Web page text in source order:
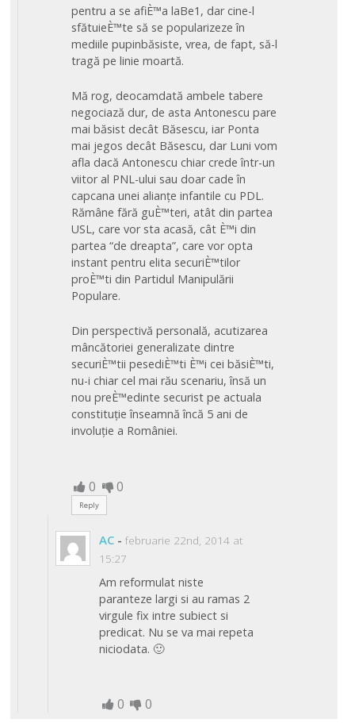
pentru a se afiÈ™a laBe1, dar cine-l
sfătuieÈ™te să se popularizeze în
mediile pupinbăsiste, vrea, de fapt, să-l
tragă pe linie moartă.
Mă rog, deocamdată ambele tabere
negociază dur, de asta Antonescu pare
mai băsist decât Băsescu, iar Ponta
mai jegos decât Băsescu, dar Luni vom
afla dacă Antonescu chiar crede într-un
viitor al PNL-ului sau doar cade în
capcana unei alianțe infantile cu PDL.
Rămâne fără guÈ™teri, atât din partea
USL, care vor sta acasă, cât È™i din
partea “de dreapta”, care vor opta
instant pentru elita securiÈ™tilor
proÈ™ti din Partidul Manipulării
Populare.
Din perspectivă personală, acutizarea
mâncătoriei generalizate dintre
securiÈ™tii pesediÈ™ti È™i cei băsiÈ™ti,
nu-i chiar cel mai rău scenariu, însă un
nou preÈ™edinte securist pe actuala
constituție înseamnă încă 5 ani de
involuție a României.
0 0
Reply
AC - februarie 22nd, 2014 at
15:27
Am reformulat niste
paranteze largi si au ramas 2
virgule fix intre subiect si
predicat. Nu se va mai repeta
niciodata. 🙂
0 0